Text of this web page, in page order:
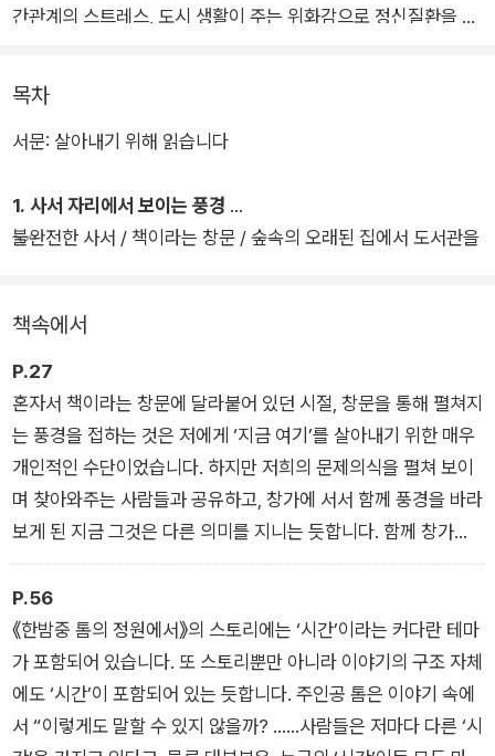
간관계의 스트레스, 도시 생활이 주는 위화감으로 정신질환을 얻
을 무시해야만 살아갈 수 있는” 도시 생활을 청산하고 나라현 히
가시요시노무라로 이주해 루차 리브로를 개관한다.
하는 일은 ‘혼자 감당할 수 없는 문제를 함께 고민해달라’는 절박
한 초대였다. 그 간절함에 응답하듯, 휴일이면 버스조차 닿지 않
기력을 불어넣었다. 도서관을 열기까지의 사연부터 책이라는 창
문을 통해 만난 새로운 세계, 함께 책을 읽는 행위가 가져다준 돌
봄과 회복의 경험 등을 따뜻한 필치로 담아냈다.
목차
서문: 살아내기 위해 읽습니다
1. 사서 자리에서 보이는 풍경
불완전한 사서 / 책이라는 창문 / 숲속의 오래된 집에서 도서관을
보러 온 사람 / 시간이 걸리는 일, 시간을 들이는 일 / 포기한 것과
포기하지 않는 태도 / 필통을 활짝 열면 / 숲에서 나온 사람들 / 넓
고 깊고 풍요로운 숲으로의 초대 / 갈근탕 사서 / 내면의 자연을
지나 도서관으로 오는 길 / 규칙과 함께 살아가기 / 우연과 소망 /
밤바다의 불빛 같은 말
책속에서
P.27
혼자서 책이라는 창문에 달라붙어 있던 시절, 창문을 통해 펼쳐지
는 풍경을 접하는 것은 저에게 ‘지금 여기’를 살아내기 위한 매우
개인적인 수단이었습니다. 하지만 저희의 문제의식을 펼쳐 보이
며 찾아와주는 사람들과 공유하고, 창가에 서서 함께 풍경을 바라
보게 된 지금 그것은 다른 의미를 지니는 듯합니다. 함께 창가에
서는, 다시 말해 함께 책을 읽는 행위는 당신과 내가 하나가 되어
생각하고 사회를 구축해나가는 것의 마중물이 될 수도 있지 않을
까요. 누군가가 ‘지금 여기’를 살아내고자 할 때면 깊게 숨을 들이
쉴 수 있는 창가로 초대합니다.
―<책이라는 창문>
P.56
《한밤중 톰의 정원에서》의 스토리에는 ‘시간’이라는 커다란 테마
가 포함되어 있습니다. 또 스토리뿐만 아니라 이야기의 구조 자체
에도 ‘시간’이 포함되어 있는 듯합니다. 주인공 톰은 이야기 속에
서 “이렇게도 말할 수 있지 않을까? ……사람들은 저마다 다른 ‘시